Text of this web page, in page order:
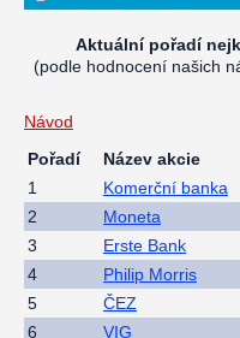
Aktuální pořadí
(podle hodnocení našich
Návod
Pořadí
Název akcie
1
Komerční banka
2
Moneta
3
Erste Bank
4
Philip Morris
5
ČEZ
6
VIG